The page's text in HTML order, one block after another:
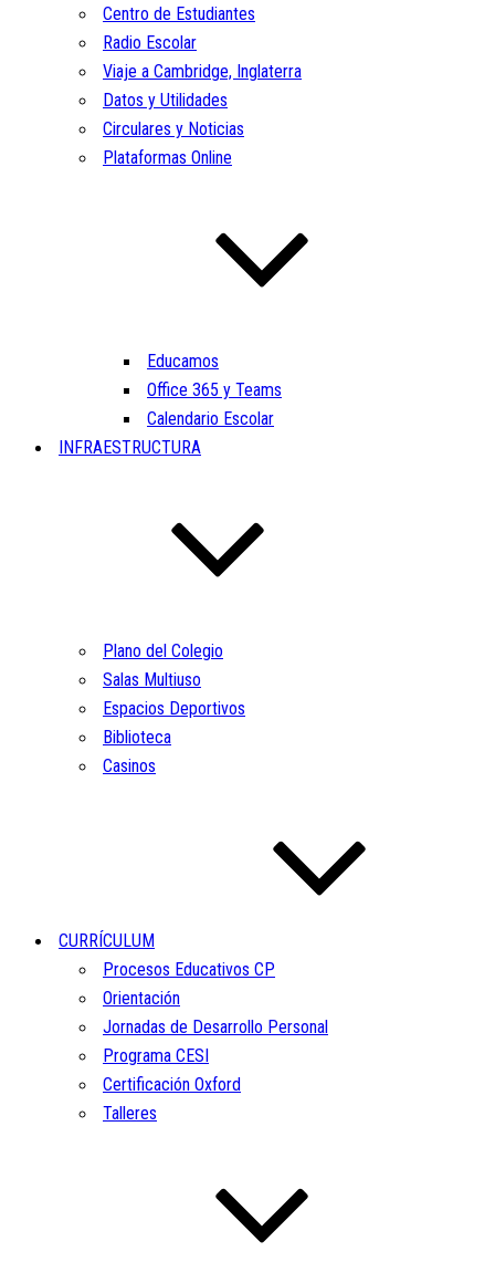
Centro de Estudiantes
Radio Escolar
Viaje a Cambridge, Inglaterra
Datos y Utilidades
Circulares y Noticias
Plataformas Online
Educamos
Office 365 y Teams
Calendario Escolar
INFRAESTRUCTURA
Plano del Colegio
Salas Multiuso
Espacios Deportivos
Biblioteca
Casinos
CURRÍCULUM
Procesos Educativos CP
Orientación
Jornadas de Desarrollo Personal
Programa CESI
Certificación Oxford
Talleres